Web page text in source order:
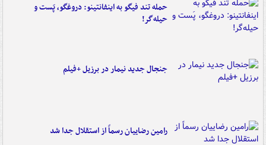
حمله تند فیگو به اینفانتینو: دروغگو، پَست‌ و
حیله‌گر!
جنجال جدید نیمار در برزیل +فیلم
رامین رضاییان رسماً از استقلال جدا شد